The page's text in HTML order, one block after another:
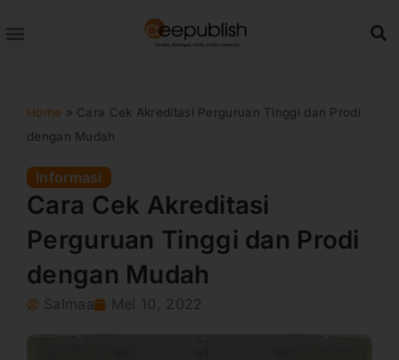
ke
Home » Cara Cek Akreditasi Perguruan Tinggi dan Prodi
dengan Mudah
Informasi
Cara Cek Akreditasi
Perguruan Tinggi dan Prodi
dengan Mudah
Salmaa Mei 10, 2022